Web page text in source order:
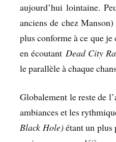
aujourd’hui lointaine.
anciens de chez
plus conforme à ce que je
en écoutant Dead City
le parallèle à chaque
Globalement le reste de
ambiances et les
Black Hole)étant un plus